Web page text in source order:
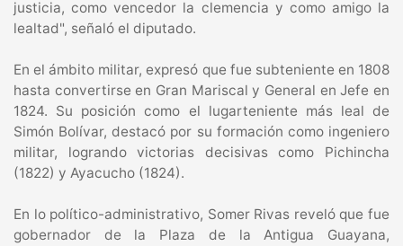
justicia, como vencedor la clemencia y como amigo la
lealtad", señaló el diputado.
En el ámbito militar, expresó que fue subteniente en 1808
hasta convertirse en Gran Mariscal y General en Jefe en
1824. Su posición como el lugarteniente más leal de
Simón Bolívar, destacó por su formación como ingeniero
militar, logrando victorias decisivas como Pichincha
(1822) y Ayacucho (1824).
En lo político-administrativo, Somer Rivas reveló que fue
gobernador de la Plaza de la Antigua Guayana,